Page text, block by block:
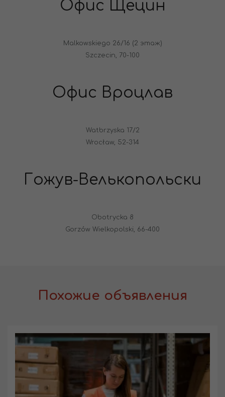
Офис Щецин
Malkowskiego 26/16 (2 этаж)
Szczecin, 70-100
Офис Вроцлав
Watbrzyska 17/2
Wrocław, 52-314
Гожув-Велькопольски
Obotrycka 8
Gorzów Wielkopolski, 66-400
Похожие объявления